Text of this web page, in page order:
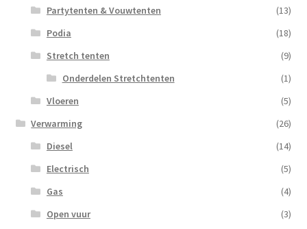
Partytenten & Vouwtenten
(13)
Podia
(18)
Stretch tenten
(9)
Onderdelen Stretchtenten
(1)
Vloeren
(5)
Verwarming
(26)
Diesel
(14)
Electrisch
(5)
Gas
(4)
Open vuur
(3)